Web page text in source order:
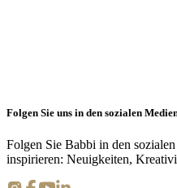
Folgen Sie uns in den sozialen
Folgen Sie Babbi in den
inspirieren: Neuigkeiten,